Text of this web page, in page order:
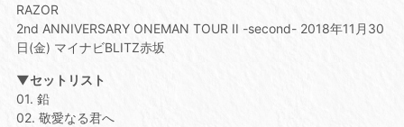
RAZOR
2nd ANNIVERSARY ONEMAN TOUR II -second- 2018年11月30
日(金) マイナビBLITZ赤坂
▼セットリスト
01. 鉛
02. 敬愛なる君へ